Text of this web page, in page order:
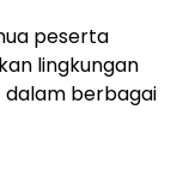
peserta
lingkungan
dalam berbagai